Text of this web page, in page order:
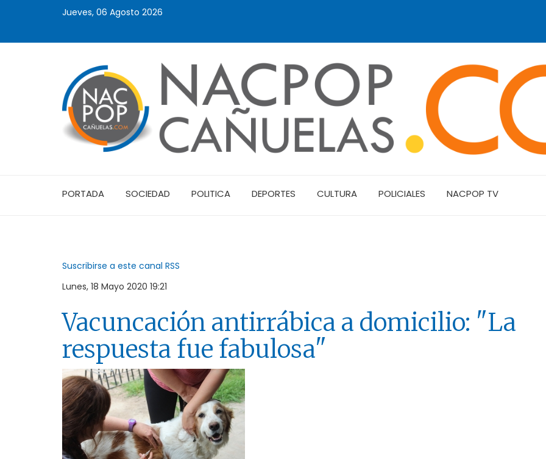
Jueves, 06 Agosto 2026
PORTADA SOCIEDAD POLITICA DEPORTES CULTURA POLICIALES NACPOP TV
Suscribirse a este canal RSS
Lunes, 18 Mayo 2020 19:21
Vacuncación antirrábica a domicilio: "La
respuesta fue fabulosa"